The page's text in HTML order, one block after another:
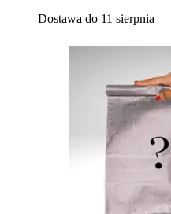
Dostawa do 11 sierpnia